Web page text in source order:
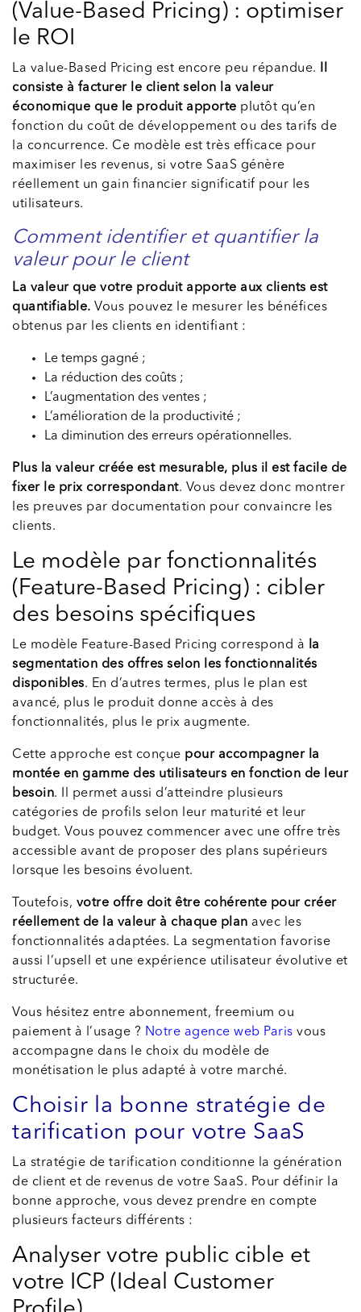
(Value-Based Pricing) : optimiser
le ROI
La value-Based Pricing est encore peu répandue. Il
consiste à facturer le client selon la valeur
économique que le produit apporte plutôt qu’en
fonction du coût de développement ou des tarifs de
la concurrence. Ce modèle est très efficace pour
maximiser les revenus, si votre SaaS génère
réellement un gain financier significatif pour les
utilisateurs.
Comment identifier et quantifier la
valeur pour le client
La valeur que votre produit apporte aux clients est
quantifiable. Vous pouvez le mesurer les bénéfices
obtenus par les clients en identifiant :
Le temps gagné ;
La réduction des coûts ;
L’augmentation des ventes ;
L’amélioration de la productivité ;
La diminution des erreurs opérationnelles.
Plus la valeur créée est mesurable, plus il est facile de
fixer le prix correspondant. Vous devez donc montrer
les preuves par documentation pour convaincre les
clients.
Le modèle par fonctionnalités
(Feature-Based Pricing) : cibler
des besoins spécifiques
Le modèle Feature-Based Pricing correspond à la
segmentation des offres selon les fonctionnalités
disponibles. En d’autres termes, plus le plan est
avancé, plus le produit donne accès à des
fonctionnalités, plus le prix augmente.
Cette approche est conçue pour accompagner la
montée en gamme des utilisateurs en fonction de leur
besoin. Il permet aussi d’atteindre plusieurs
catégories de profils selon leur maturité et leur
budget. Vous pouvez commencer avec une offre très
accessible avant de proposer des plans supérieurs
lorsque les besoins évoluent.
Toutefois, votre offre doit être cohérente pour créer
réellement de la valeur à chaque plan avec les
fonctionnalités adaptées. La segmentation favorise
aussi l’upsell et une expérience utilisateur évolutive et
structurée.
Vous hésitez entre abonnement, freemium ou
paiement à l’usage ? Notre agence web Paris vous
accompagne dans le choix du modèle de
monétisation le plus adapté à votre marché.
Choisir la bonne stratégie de
tarification pour votre SaaS
La stratégie de tarification conditionne la génération
de client et de revenus de votre SaaS. Pour définir la
bonne approche, vous devez prendre en compte
plusieurs facteurs différents :
Analyser votre public cible et
votre ICP (Ideal Customer